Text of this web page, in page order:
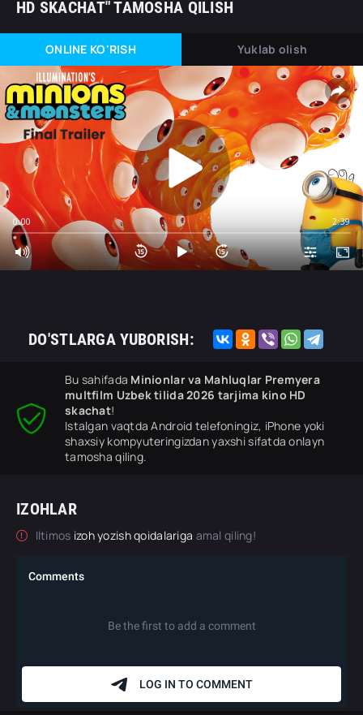
HD SKACHAT" TAMOSHA QILISH
ONLINE KO'RISH Yuklab olish
0:00 2:39
DO'STLARGA YUBORISH:
Bu sahifada Minionlar va Mahluqlar Premyera
multfilm Uzbek tilida 2026 tarjima kino HD
skachat!
Istalgan vaqtda Android telefoningiz, iPhone yoki
shaxsiy kompyuteringizdan yaxshi sifatda onlayn
tamosha qiling.
IZOHLAR
Iltimos izoh yozish qoidalariga amal qiling!